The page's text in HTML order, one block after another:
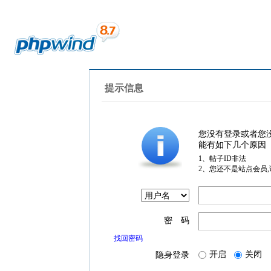
提示信息
您没有登录或者您
能有如下几个原因
1、帖子ID非法
2、您还不是站点会员
密 码
找回密码
隐身登录 开启 关闭